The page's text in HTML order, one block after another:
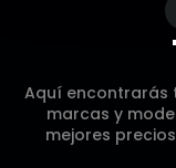
Aquí encontrarás
marcas y
mejores